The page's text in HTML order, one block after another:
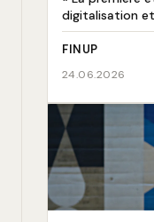
digitalisation
FINUP
24.06.2026